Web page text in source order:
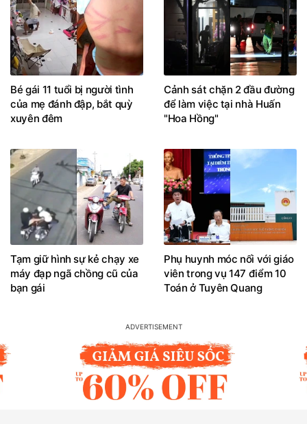
Bé gái 11 tuổi bị người tình
của mẹ đánh đập, bắt quỳ
xuyên đêm
Cảnh sát chặn 2 đầu đường
để làm việc tại nhà Huấn
"Hoa Hồng"
Tạm giữ hình sự kẻ chạy xe
máy đạp ngã chồng cũ của
bạn gái
Phụ huynh móc nối với giáo
viên trong vụ 147 điểm 10
Toán ở Tuyên Quang